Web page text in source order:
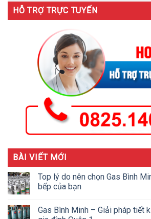
HỖ TRỢ TRỰC TUYẾN
BÀI VIẾT MỚI
Top lý do nên chọn Gas Bình
bếp của bạn
Gas Bình Minh – Giải pháp tiết